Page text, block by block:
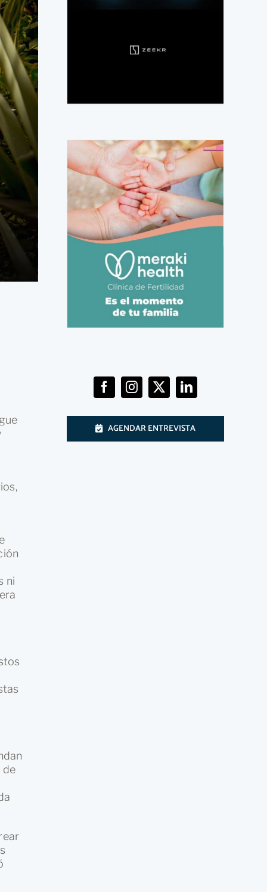
ni
de
AGENDAR ENTREVISTA